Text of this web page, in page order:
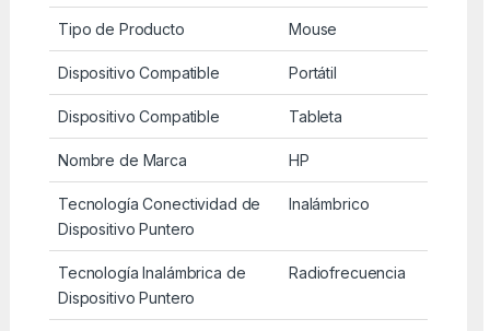
Tipo de Producto Mouse
Dispositivo Compatible Portátil
Dispositivo Compatible Tableta
Nombre de Marca HP
Tecnología Conectividad de
Dispositivo Puntero
Inalámbrico
Tecnología Inalámbrica de
Dispositivo Puntero
Radiofrecuencia